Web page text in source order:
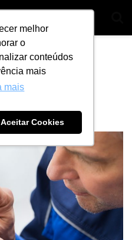
melhor
o
conteúdos
mais
mais
Aceitar Cookies
2023 42